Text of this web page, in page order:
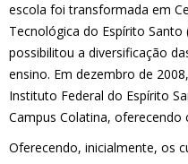
escola foi transformada em
Tecnológica do Espírito Santo
possibilitou a diversificação
ensino. Em dezembro de
Instituto Federal do Espírito
Campus Colatina, oferecendo
Oferecendo, inicialmente, os